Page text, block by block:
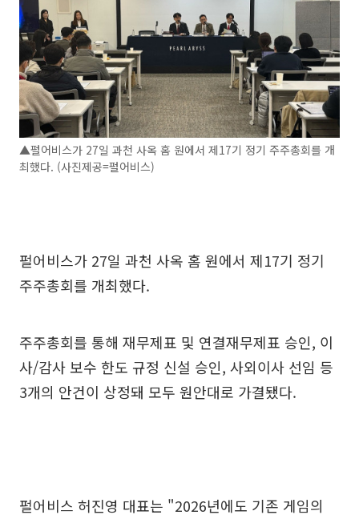
▲펄어비스가 27일 과천 사옥 홈 원에서 제17기 정기 주주총회를 개
최했다. (사진제공=펄어비스)
펄어비스가 27일 과천 사옥 홈 원에서 제17기 정기
주주총회를 개최했다.
주주총회를 통해 재무제표 및 연결재무제표 승인, 이
사/감사 보수 한도 규정 신설 승인, 사외이사 선임 등
3개의 안건이 상정돼 모두 원안대로 가결됐다.
펄어비스 허진영 대표는 "2026년에도 기존 게임의